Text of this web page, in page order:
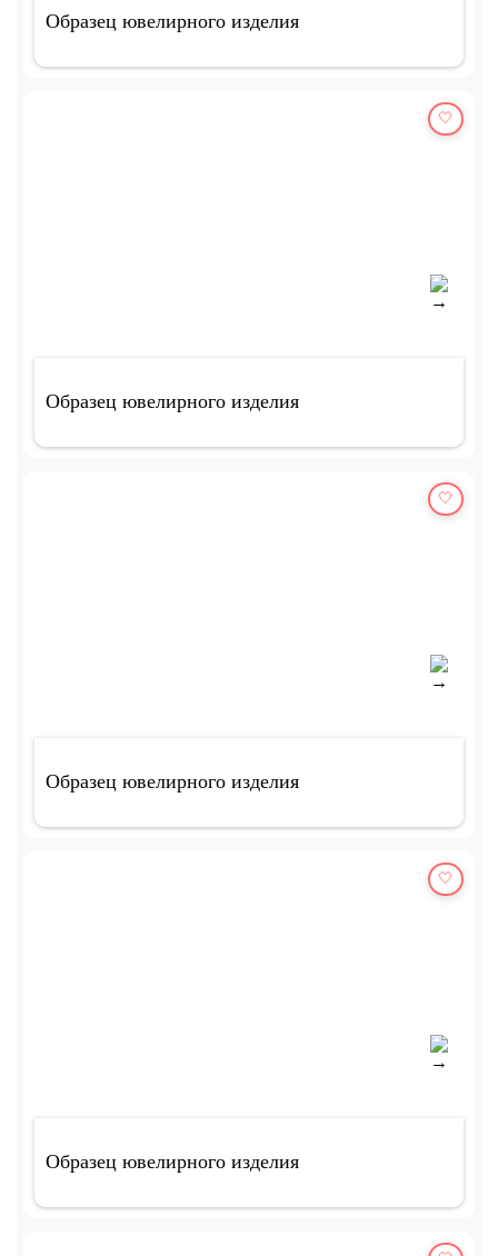
Образец ювелирного изделия
🤍
Образец ювелирного изделия
🤍
Образец ювелирного изделия
🤍
Образец ювелирного изделия